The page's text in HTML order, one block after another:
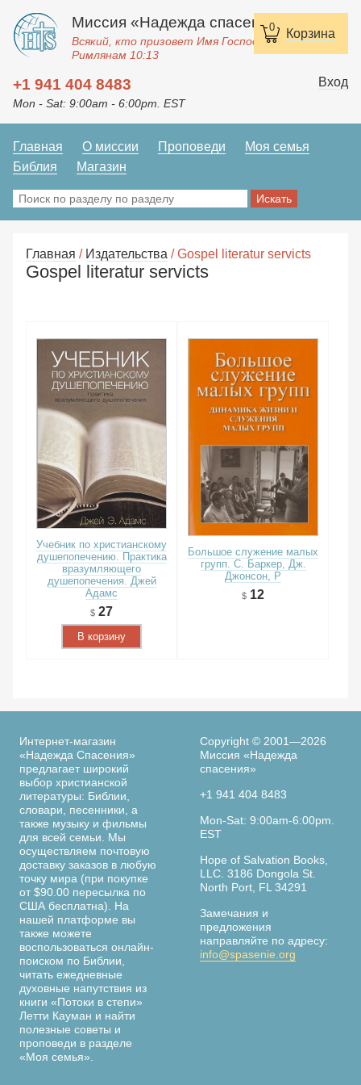
0 Корзина
Миссия «Надежда спасения»
Всякий, кто призовет Имя Господне, спасется.
Римлянам 10:13
+1 941 404 8483
Mon - Sat: 9:00am - 6:00pm. EST
Вход
Главная О миссии Проповеди
Моя семья
Библия
Магазин
Главная / Издательства / Gospel literatur servicts
Gospel literatur servicts
Учебник по христианскому
душепопечению. Практика
вразумляющего
душепопечения. Джей
Адамс
27
В корзину
Большое служение малых
групп. С. Баркер, Дж.
Джонсон, Р
12
Интернет-магазин
«Надежда Спасения»
предлагает широкий
выбор христианской
литературы: Библии,
словари, песенники, а
также музыку и фильмы
для всей семьи. Мы
осуществляем почтовую
доставку заказов в любую
точку мира (при покупке
от $90.00 пересылка по
США бесплатна). На
нашей платформе вы
также можете
воспользоваться онлайн-
поиском по Библии,
читать ежедневные
духовные напутствия из
книги «Потоки в степи»
Летти Кауман и найти
полезные советы и
проповеди в разделе
«Моя семья».
Copyright © 2001—2026
Миссия «Надежда
спасения»
+1 941 404 8483
Mon-Sat: 9:00am-6:00pm.
EST
Hope of Salvation Books,
LLC. 3186 Dongola St.
North Port, FL 34291
Замечания и
предложения
направляйте по адресу:
info@spasenie.org